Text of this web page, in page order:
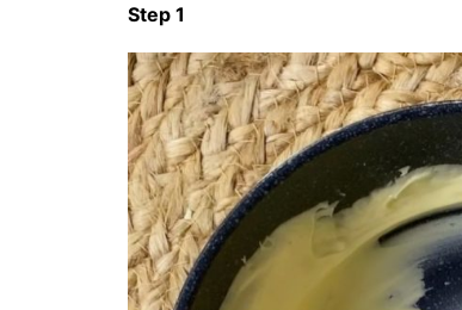
Step 1